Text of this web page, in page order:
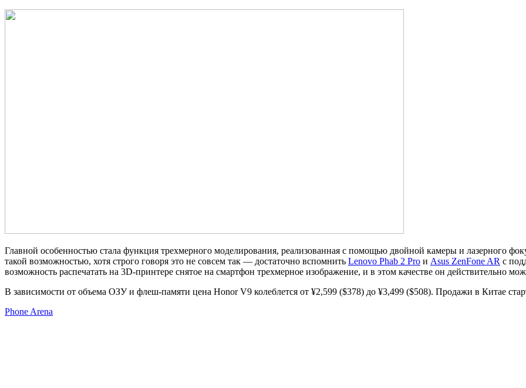
Главной особенностью стала функция трехмерного моделирования, реализованная с помощью двойной камеры и лазерного
такой возможностью, хотя строго говоря это не совсем так — достаточно вспомнить Lenovo Phab 2 Pro и Asus ZenFone AR с
возможность распечатать на 3D-принтере снятое на смартфон трехмерное изображение, и в этом качестве он действительно
В зависимости от объема ОЗУ и флеш-памяти цена Honor V9 колеблется от ¥2,599 ($378) до ¥3,499 ($508). Продажи в Китае
Phone Arena